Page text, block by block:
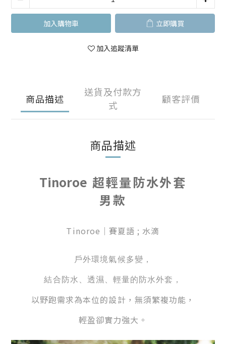
加入購物車 立即購買
加入追蹤清單
商品描述
送貨及付款方
式
顧客評價
商品描述
Tinoroe 超輕量防水外套
男款
Tinoroe｜賽夏語 ; 水滴
戶外環境氣候多變，
結合防水、透濕、輕量的防水外套，
以野跑需求為本位的設計，無須繁複功能，
輕盈卻實力強大。